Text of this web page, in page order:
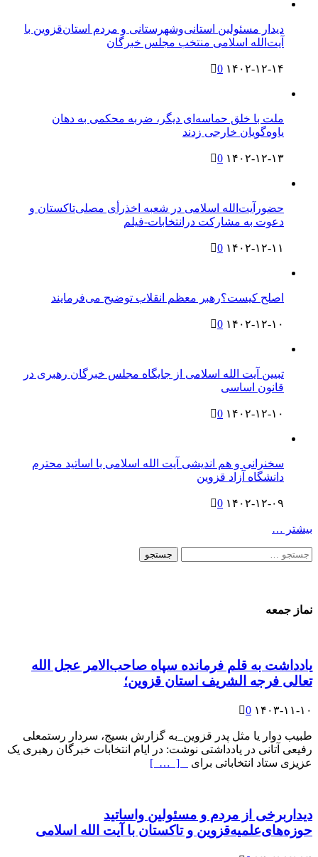
دیدار مسئولین استانی‌وشهرستانی و مردم‌ استان‌قزوین با
آیت‌الله‌ اسلامی منتخب مجلس‌ خبرگان
۱۴۰۲-۱۲-۱۴ 0
ملت با خلق حماسه‌ای دیگر، ضربه محکمی به دهان
یاوه‌گویان خارجی زدند
۱۴۰۲-۱۲-۱۳ 0
حضورآیت‌الله اسلامی در شعبه اخذرأی مصلی‌تاکستان و
دعوت به مشارکت درانتخابات-فیلم
۱۴۰۲-۱۲-۱۱ 0
اصلح کیست؟رهبر معظم انقلاب توضیح می‌فرمایند
۱۴۰۲-۱۲-۱۰ 0
تبیین آیت الله اسلامی از جایگاه مجلس خبرگان رهبری در
قانون اساسی
۱۴۰۲-۱۲-۱۰ 0
سخنرانی و هم اندیشی آیت الله اسلامی با اساتید محترم
دانشگاه آزاد قزوین
۱۴۰۲-۱۲-۰۹ 0
بیشتر …
جستجو
نماز جمعه
یادداشت به قلم فرمانده سپاه صاحب‌الامر عجل الله
تعالی فرجه الشریف استان قزوین؛
۱۴۰۳-۱۱-۱۰ 0
طبیب دوار یا مثل پدر قزوین_به گزارش بسیج، سردار رستمعلی
رفیعی آتانی در یادداشتی نوشت: در ایام انتخابات خبرگان رهبری یک
عزیزی ستاد انتخاباتی برای
[ … ]
دیداربرخی از مردم و مسئولین واساتید
حوزه‌های‌علمیه‌قزوین و تاکستان با آیت الله اسلامی